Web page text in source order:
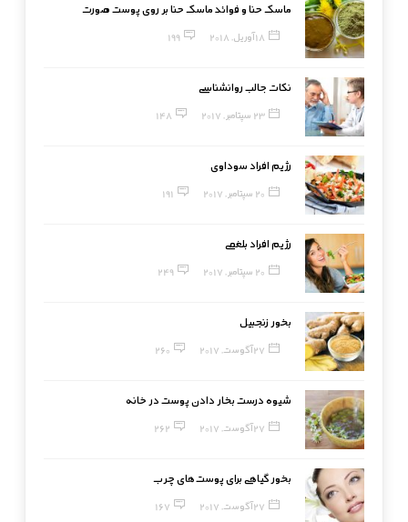
ماسک حنا و فوائد ماسک حنا بر روی پوست صورت
18 آوریل, 2018 199
نکات جالب روانشناسی
23 سپتامبر, 2017 148
رژیم افراد سوداوی
20 سپتامبر, 2017 191
رژیم افراد بلغمی
20 سپتامبر, 2017 249
بخور زنجبیل
27 آگوست, 2017 260
شیوه درست بخار دادن پوست در خانه
27 آگوست, 2017 262
بخور گیاهی برای پوست‌های چرب
27 آگوست, 2017 167